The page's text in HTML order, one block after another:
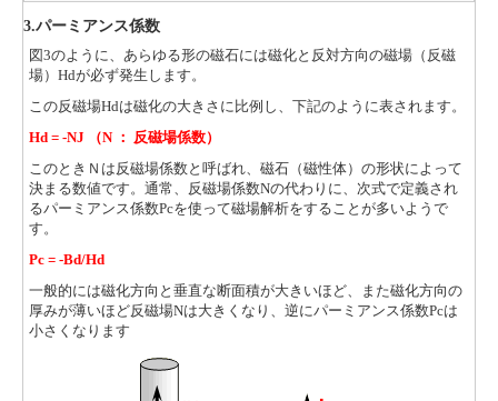
3.パーミアンス係数
図3のように、あらゆる形の磁石には磁化と反対方向の磁場（反磁
場）Hdが必ず発生します。
この反磁場Hdは磁化の大きさに比例し、下記のように表されます。
Hd = -NJ （N ： 反磁場係数）
このときＮは反磁場係数と呼ばれ、磁石（磁性体）の形状によって
決まる数値です。通常、反磁場係数Nの代わりに、次式で定義され
るパーミアンス係数Pcを使って磁場解析をすることが多いようで
す。
Pc = -Bd/Hd
一般的には磁化方向と垂直な断面積が大きいほど、また磁化方向の
厚みが薄いほど反磁場Nは大きくなり、逆にパーミアンス係数Pcは
小さくなります